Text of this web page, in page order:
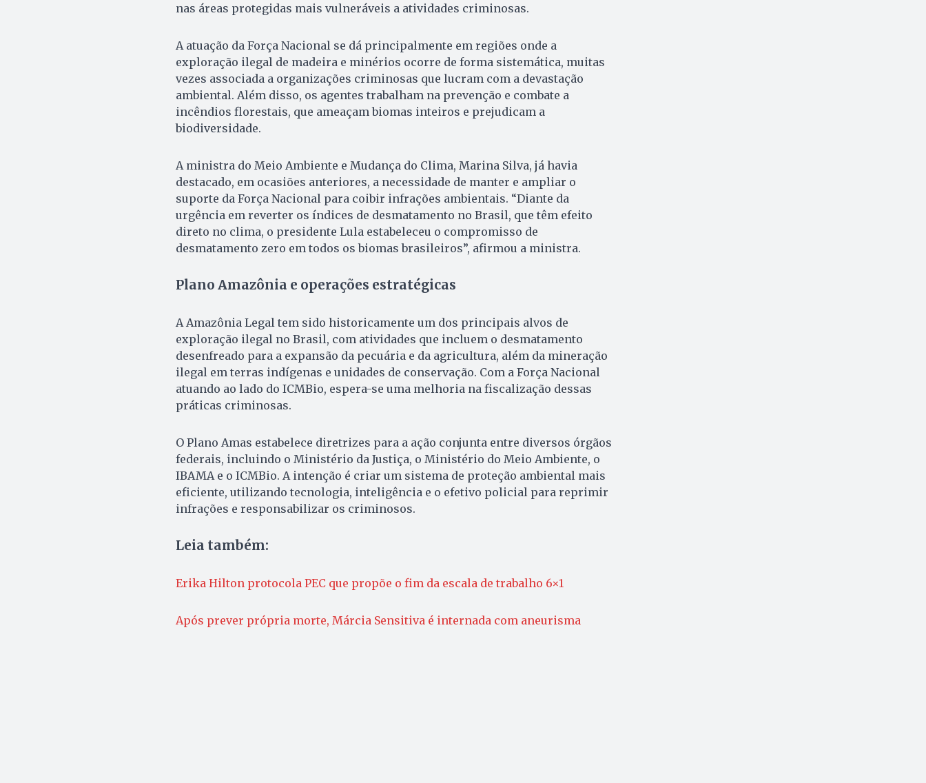
nas áreas protegidas mais vulneráveis a atividades criminosas.
A atuação da Força Nacional se dá principalmente em regiões onde a
exploração ilegal de madeira e minérios ocorre de forma sistemática, muitas
vezes associada a organizações criminosas que lucram com a devastação
ambiental. Além disso, os agentes trabalham na prevenção e combate a
incêndios florestais, que ameaçam biomas inteiros e prejudicam a
biodiversidade.
A ministra do Meio Ambiente e Mudança do Clima, Marina Silva, já havia
destacado, em ocasiões anteriores, a necessidade de manter e ampliar o
suporte da Força Nacional para coibir infrações ambientais. “Diante da
urgência em reverter os índices de desmatamento no Brasil, que têm efeito
direto no clima, o presidente Lula estabeleceu o compromisso de
desmatamento zero em todos os biomas brasileiros”, afirmou a ministra.
Plano Amazônia e operações estratégicas
A Amazônia Legal tem sido historicamente um dos principais alvos de
exploração ilegal no Brasil, com atividades que incluem o desmatamento
desenfreado para a expansão da pecuária e da agricultura, além da mineração
ilegal em terras indígenas e unidades de conservação. Com a Força Nacional
atuando ao lado do ICMBio, espera-se uma melhoria na fiscalização dessas
práticas criminosas.
O Plano Amas estabelece diretrizes para a ação conjunta entre diversos órgãos
federais, incluindo o Ministério da Justiça, o Ministério do Meio Ambiente, o
IBAMA e o ICMBio. A intenção é criar um sistema de proteção ambiental mais
eficiente, utilizando tecnologia, inteligência e o efetivo policial para reprimir
infrações e responsabilizar os criminosos.
Leia também:
Erika Hilton protocola PEC que propõe o fim da escala de trabalho 6×1
Após prever própria morte, Márcia Sensitiva é internada com aneurisma